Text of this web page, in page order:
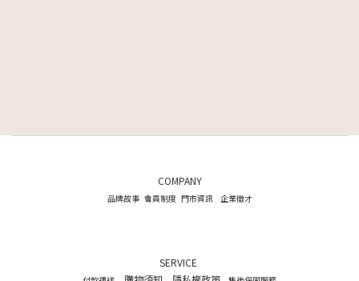
COMPANY
品牌故事 會員制度 門市資訊 企業徵才
SERVICE